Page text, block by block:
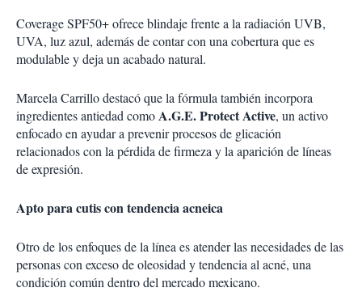
Coverage SPF50+ ofrece blindaje frente a la radiación UVB,
UVA, luz azul, además de contar con una cobertura que es
modulable y deja un acabado natural.
MarcelaCarrillo destacó que la fórmula también incorpora
ingredientes antiedad comoA.G.E. Protect Active, un activo
enfocado en ayudar a prevenir procesos de glicación
relacionados con la pérdida de firmeza y la aparición de líneas
de expresión.
Apto para cutis con tendencia acneica
Otro de los enfoques de la línea es atender las necesidades de las
personas con exceso de oleosidad y tendencia al acné, una
condición común dentro del mercado mexicano.